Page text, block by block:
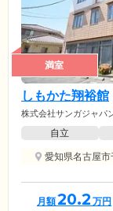
満室
しもかた翔裕館
株式会社サンガジャパ
自立
愛知県名古屋
月額20.2 万円